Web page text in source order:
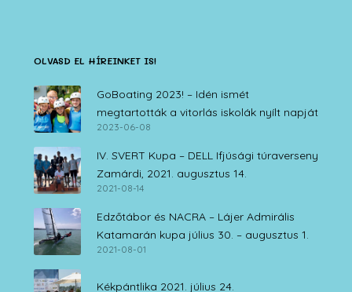
OLVASD EL HÍREINKET IS!
GoBoating 2023! – Idén ismét
megtartották a vitorlás iskolák nyílt napját
2023-06-08
IV. SVERT Kupa – DELL Ifjúsági túraverseny
Zamárdi, 2021. augusztus 14.
2021-08-14
Edzőtábor és NACRA – Lájer Admirális
Katamarán kupa július 30. – augusztus 1.
2021-08-01
Kékpántlika 2021. július 24.